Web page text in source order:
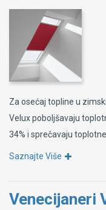
Za osećaj topline u
Velux poboljšavaju
34% i sprečavaju toplotne
Saznajte Više
Venecijaneri